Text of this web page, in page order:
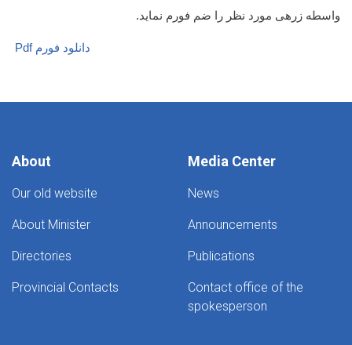
واسطه زرهی مورد نظر را ضم فورم نماید.
دانلود فورم Pdf
About
Our old website
About Minister
Directories
Provincial Contacts
Media Center
News
Announcements
Publications
Contact office of the
spokesperson